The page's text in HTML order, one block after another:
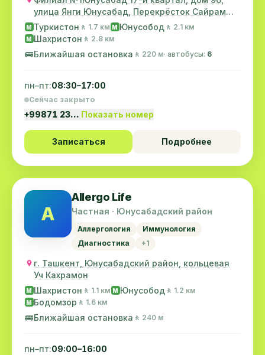
улица Янги Юнусабад, Перекрёсток Сайрам
Филиал №2м...
M Туркистон 🚶 1.7 км M Юнусобод 🚶 2.1 км
M Шахристон 🚶 2.8 км
🚌Ближайшая остановка 🚶 220 м· автобусы: 6
пн–пт:08:30–17:00
Сейчас закрыто
+99871 23… Показать номер
Записаться Подробнее
A
Allergo Life
Частная · Юнусабадский район
Аллергология
Иммунология
Диагностика
+1
г. Ташкент, Юнусабадский район, кольцевая
Уч Кахрамон
M Шахристон 🚶 1.1 км M Юнусобод 🚶 1.2 км
M Бодомзор 🚶 1.6 км
🚌Ближайшая остановка 🚶 240 м
пн–пт:09:00–16:00